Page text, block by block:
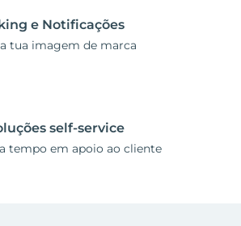
e Notificações
tua imagem de marca
self-service
tempo em apoio ao cliente